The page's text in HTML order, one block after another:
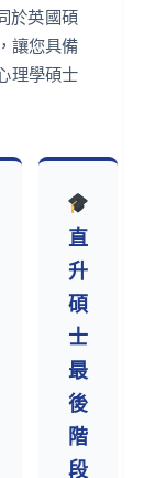
於英國碩
讓您具備
理學碩士
直
升
碩
士
最
後
階
段